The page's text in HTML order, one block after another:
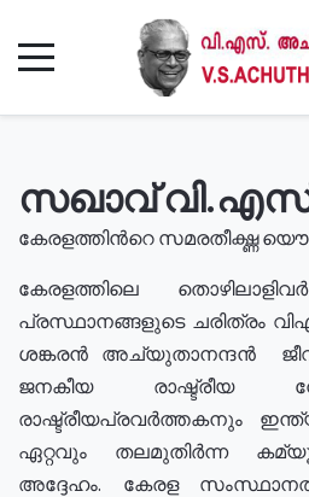
സഖാവ്
കേരളത്തിൻറെ സമരതീക്ഷ്ണ
കേരളത്തിലെ
പ്രസ്ഥാനങ്ങളുടെ ചരിത്രം
ശങ്കരൻ അച്യുതാനന്ദൻ
ജനകീയ രാഷ്ട്രീയ
രാഷ്ട്രീയപ്രവർത്തകനും
ഏറ്റവും തലമുതിർന്ന
അദ്ദേഹം. കേരള